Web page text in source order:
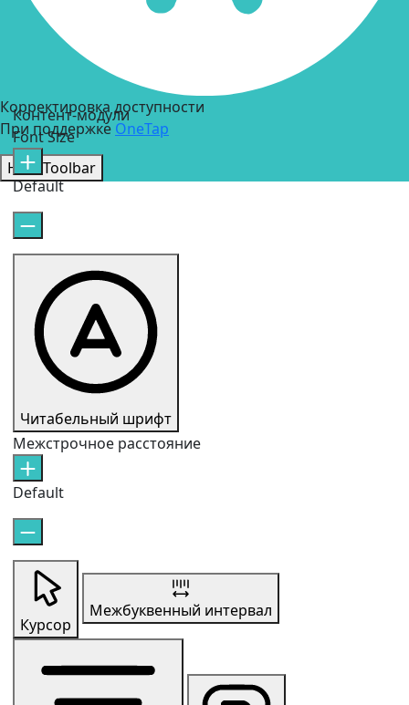
Корректировка доступности
При поддержке OneTap
Hide Toolbar
Контент-модули
Font Size
Default
Читабельный шрифт
Межстрочное расстояние
Default
Курсор
Межбуквенный интервал